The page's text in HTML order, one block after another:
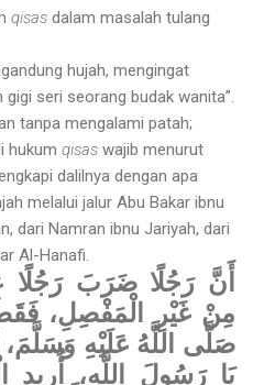
qisas dalam masalah tulang
hujah, mengingat
seri seorang budak wanita”.
tanpa mengalami patah;
hukum qisas wajib menurut
dalilnya dengan apa
melalui jalur Abu Bakar ibnu
dari Namran ibnu Jariyah, dari
Al-Hanafi.
أَنَّ رَجُلًا ضَرَبَ رَجُلًا
مِنْ غَيْرِ الْمَفْصِلِ،
صَلَّى اللَّهُ عَلَيْهِ وَسَلَّمَ،
يَا رَسُولَ اللَّهِ،